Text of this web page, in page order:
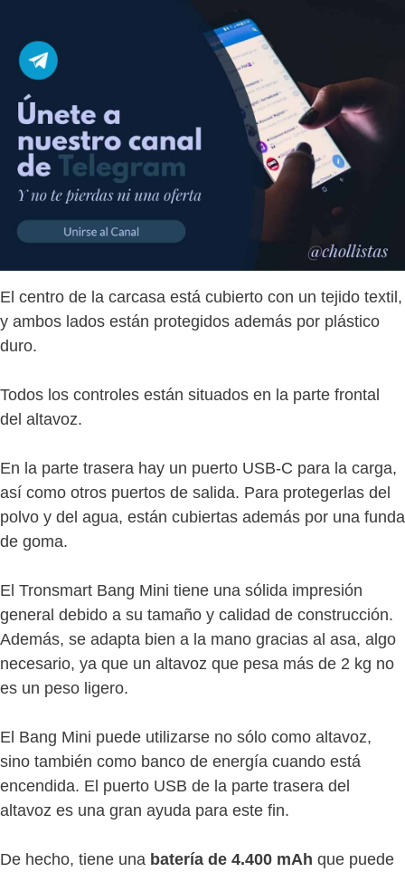
El centro de la carcasa está cubierto con un tejido textil,
y ambos lados están protegidos además por plástico
duro.
Todos los controles están situados en la parte frontal
del altavoz.
En la parte trasera hay un puerto USB-C para la carga,
así como otros puertos de salida. Para protegerlas del
polvo y del agua, están cubiertas además por una funda
de goma.
El Tronsmart Bang Mini tiene una sólida impresión
general debido a su tamaño y calidad de construcción.
Además, se adapta bien a la mano gracias al asa, algo
necesario, ya que un altavoz que pesa más de 2 kg no
es un peso ligero.
El Bang Mini puede utilizarse no sólo como altavoz,
sino también como banco de energía cuando está
encendida. El puerto USB de la parte trasera del
altavoz es una gran ayuda para este fin.
De hecho, tiene una batería de 4.400 mAh que puede